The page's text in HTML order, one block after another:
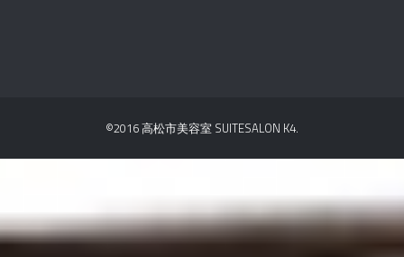
©2016 高松市美容室 SUITESALON K4.